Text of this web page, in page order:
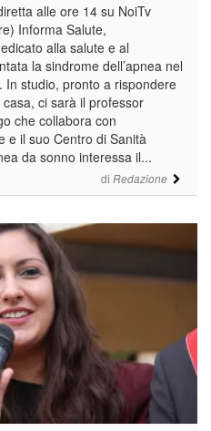
di Redazione
alle ore 14 su NoiTv
Informa Salute,
alla salute e al
la sindrome dell’apnea nel
studio, pronto a rispondere
ci sarà il professor
che collabora con
e il suo Centro di Sanità
da sonno interessa il...